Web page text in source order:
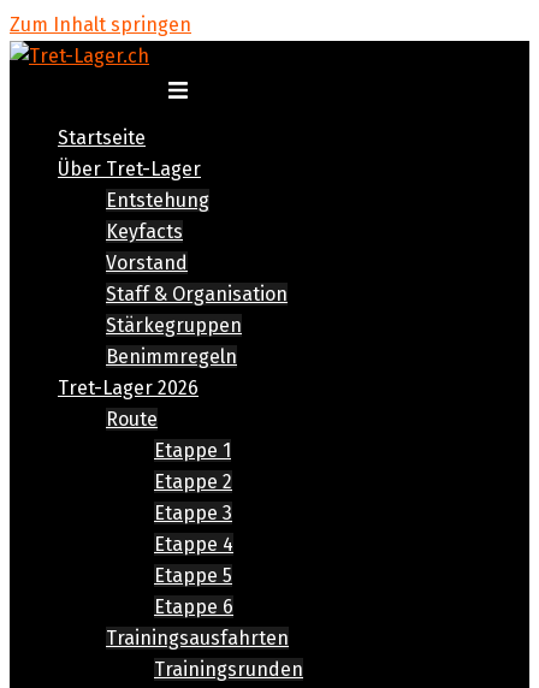
Zum Inhalt springen
Startseite
Über Tret-Lager
Entstehung
Keyfacts
Vorstand
Staff & Organisation
Stärkegruppen
Benimmregeln
Tret-Lager 2026
Route
Etappe 1
Etappe 2
Etappe 3
Etappe 4
Etappe 5
Etappe 6
Trainingsausfahrten
Trainingsrunden